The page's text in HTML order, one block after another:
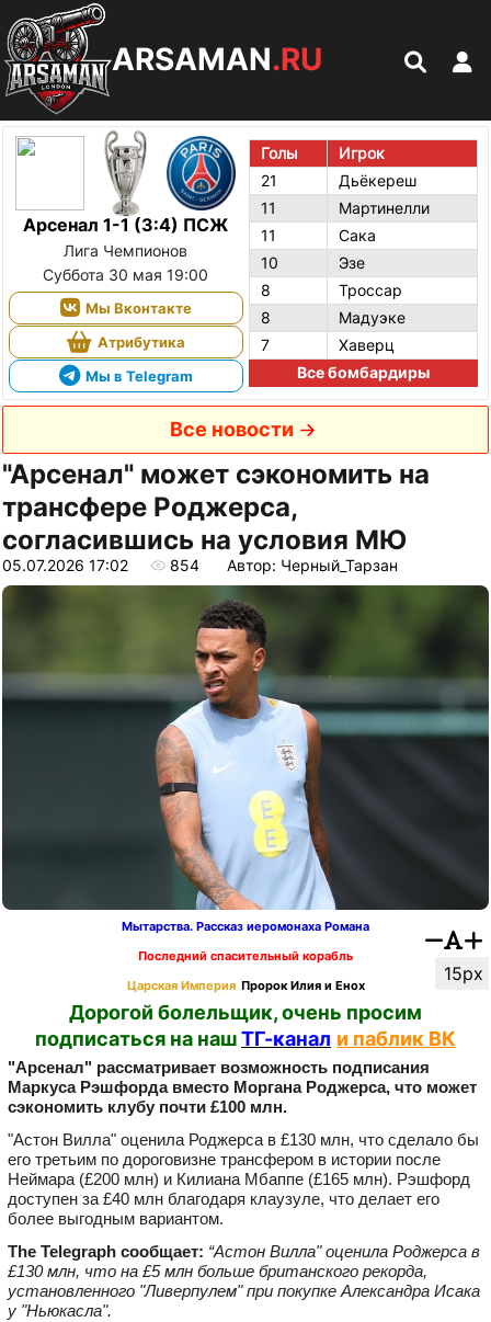
ARSAMAN.RU
Арсенал 1-1 (3:4) ПСЖ
Лига Чемпионов
Суббота 30 мая 19:00
Мы Вконтакте
Атрибутика
Мы в Telegram
Голы
Игрок
21
Дьёкереш
11
Мартинелли
11
Сака
10
Эзе
8
Троссар
8
Мадуэке
7
Хаверц
Все бомбардиры
Все новости
"Арсенал" может сэкономить на
трансфере Роджерса,
согласившись на условия МЮ
05.07.2026 17:02 854 Автор: Черный_Тарзан
15px
Мытарства. Рассказ иеромонаха Романа
Последний спасительный корабль
Царская Империя Пророк Илия и Енох
Дорогой болельщик, очень просим
подписаться на нашТГ-канал и паблик ВК
"Арсенал" рассматривает возможность подписания
Маркуса Рэшфорда вместо Моргана Роджерса, что может
сэкономить клубу почти £100 млн.
"Астон Вилла" оценила Роджерса в £130 млн, что сделало бы
его третьим по дороговизне трансфером в истории после
Неймара (£200 млн) и Килиана Мбаппе (£165 млн). Рэшфорд
доступен за £40 млн благодаря клаузуле, что делает его
более выгодным вариантом.
The Telegraph сообщает: “Астон Вилла" оценила Роджерса в
£130 млн, что на £5 млн больше британского рекорда,
установленного "Ливерпулем" при покупке Александра Исакa
у "Ньюкасла".